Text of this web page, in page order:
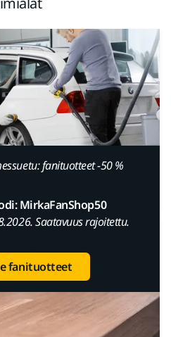
fanituotteet -50 %
MirkaFanShop50
Saatavuus rajoitettu.
fanituotteet